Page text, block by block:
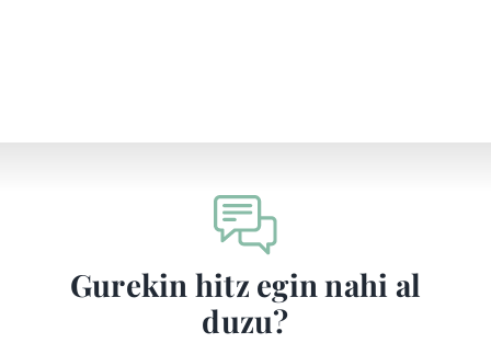
Gurekin hitz egin nahi al
duzu?